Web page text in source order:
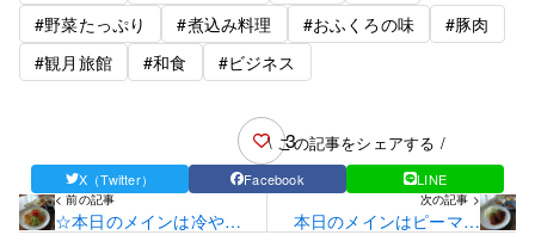
#野菜たっぷり
#煮込み料理 #おふくろの味
#豚肉
#観月旅館
#和食 #ビジネス
3
\ この記事をシェアする /
X（Twitter） Facebook LINE
< 前の記事
☆本日のメインは冷やし
次の記事 >
本日のメインはピーマン